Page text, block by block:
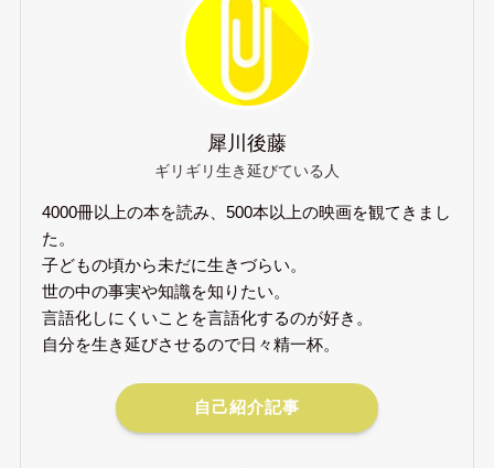
犀川後藤
ギリギリ生き延びている人
4000冊以上の本を読み、500本以上の映画を観てきまし
た。
子どもの頃から未だに生きづらい。
世の中の事実や知識を知りたい。
言語化しにくいことを言語化するのが好き。
自分を生き延びさせるので日々精一杯。
自己紹介記事